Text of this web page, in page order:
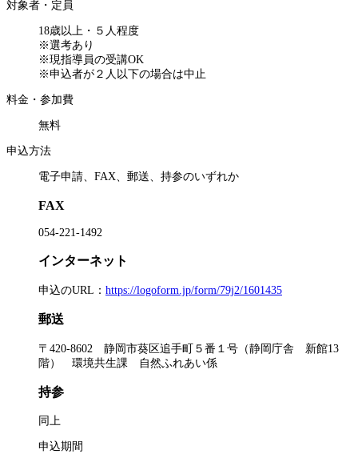
対象者・定員
18歳以上・５人程度
※選考あり
※現指導員の受講OK
※申込者が２人以下の場合は中止
料金・参加費
無料
申込方法
電子申請、FAX、郵送、持参のいずれか
FAX
054-221-1492
インターネット
申込のURL： https://logoform.jp/form/79j2/1601435
郵送
〒420-8602 静岡市葵区追手町５番１号（静岡庁舎 新館13
階） 環境共生課 自然ふれあい係
持参
同上
申込期間